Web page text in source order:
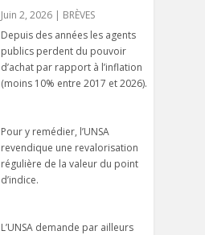
Juin 2, 2026| BRÈVES
Depuis des années les agents
publics perdent du pouvoir
d’achat par rapport à l’inflation
(moins 10% entre 2017 et 2026).
Pour y remédier, l’UNSA
revendique une revalorisation
régulière de la valeur du point
d’indice.
L’UNSA demande par ailleurs